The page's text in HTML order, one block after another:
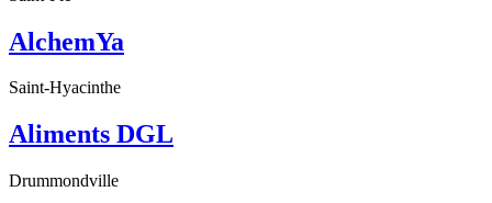
AlchemYa
Saint-Hyacinthe
Aliments DGL
Drummondville